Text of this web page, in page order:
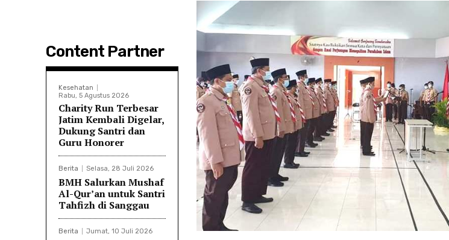
Content Partner
Kesehatan
Rabu, 5 Agustus 2026
Charity Run Terbesar
Jatim Kembali Digelar,
Dukung Santri dan
Guru Honorer
Berita Selasa, 28 Juli 2026
BMH Salurkan Mushaf
Al-Qur’an untuk Santri
Tahfizh di Sanggau
Berita Jumat, 10 Juli 2026